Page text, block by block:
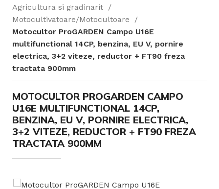
Agricultura si gradinarit
Motocultivatoare/Motocultoare
Motocultor ProGARDEN Campo U16E
multifunctional 14CP, benzina, EU V, pornire
electrica, 3+2 viteze, reductor + FT90 freza
tractata 900mm
MOTOCULTOR PROGARDEN CAMPO
U16E MULTIFUNCTIONAL 14CP,
BENZINA, EU V, PORNIRE ELECTRICA,
3+2 VITEZE, REDUCTOR + FT90 FREZA
TRACTATA 900MM